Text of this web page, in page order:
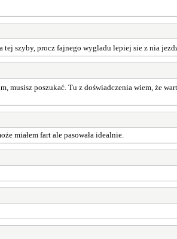
szyby, procz fajnego wygladu lepiej sie z nia
musisz poszukać. Tu z doświadczenia wiem, że
miałem fart ale pasowała idealnie.